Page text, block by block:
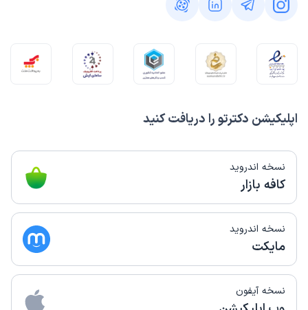
اپلیکیشن دکترتو را دریافت کنید
نسخه اندروید
کافه بازار
نسخه اندروید
مایکت
نسخه آیفون